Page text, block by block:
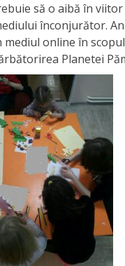
să o aibă în
înconjurător.
mediul online în
Planetei